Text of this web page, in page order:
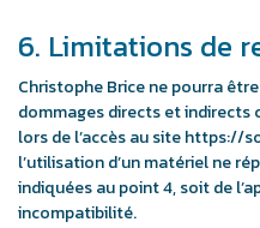
6. Limitations de
Christophe Brice ne pourra
dommages directs et indirects
lors de l’accès au site https://
l’utilisation d’un matériel ne
indiquées au point 4, soit de
incompatibilité.